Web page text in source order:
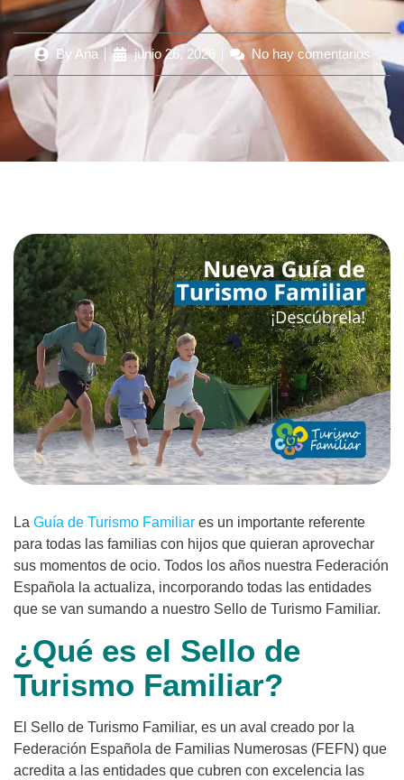
By Ana junio 26, 2026 No hay comentarios
La Guía de Turismo Familiar es un importante referente
para todas las familias con hijos que quieran aprovechar
sus momentos de ocio. Todos los años nuestra Federación
Española la actualiza, incorporando todas las entidades
que se van sumando a nuestro Sello de Turismo Familiar.
¿Qué es el Sello de
Turismo Familiar?
El Sello de Turismo Familiar, es un aval creado por la
Federación Española de Familias Numerosas (FEFN) que
acredita a las entidades que cubren con excelencia las